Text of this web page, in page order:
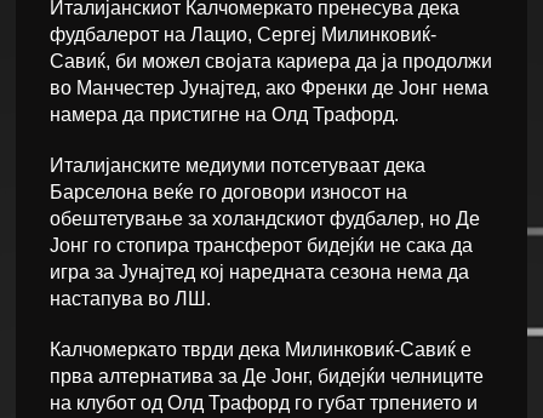
Италијанскиот Калчомеркато пренесува дека
фудбалерот на Лацио, Сергеј Милинковиќ-
Савиќ, би можел својата кариера да ја продолжи
во Манчестер Јунајтед, ако Френки де Јонг нема
намера да пристигне на Олд Трафорд.
Италијанските медиуми потсетуваат дека
Барселона веќе го договори износот на
обештетување за холандскиот фудбалер, но Де
Јонг го стопира трансферот бидејќи не сака да
игра за Јунајтед кој наредната сезона нема да
настапува во ЛШ.
Калчомеркато тврди дека Милинковиќ-Савиќ е
прва алтернатива за Де Јонг, бидејќи челниците
на клубот од Олд Трафорд го губат трпението и